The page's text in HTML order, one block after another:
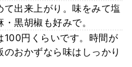
出来上がり。味をみて塩
黒胡椒も好みで。
100円くらいです。時間が
おかずなら味はしっかり